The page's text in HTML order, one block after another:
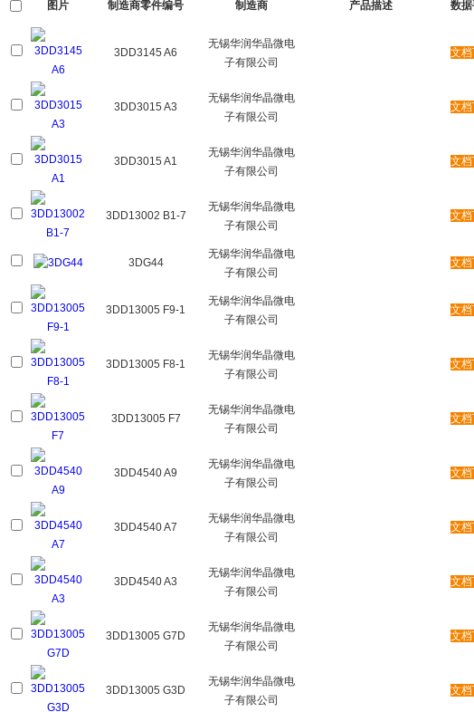
图片 制造商零件编号 制造商 产品描述 数
3DD3145 A6
无锡华润华晶微电
子有限公司
文
3DD3015 A3
无锡华润华晶微电
子有限公司
文
3DD3015 A1
无锡华润华晶微电
子有限公司
文
3DD13002 B1-7
无锡华润华晶微电
子有限公司
文
3DG44
无锡华润华晶微电
子有限公司
文
3DD13005 F9-1
无锡华润华晶微电
子有限公司
文
3DD13005 F8-1
无锡华润华晶微电
子有限公司
文
3DD13005 F7
无锡华润华晶微电
子有限公司
文
3DD4540 A9
无锡华润华晶微电
子有限公司
文
3DD4540 A7
无锡华润华晶微电
子有限公司
文
3DD4540 A3
无锡华润华晶微电
子有限公司
文
3DD13005 G7D
无锡华润华晶微电
子有限公司
文
3DD13005 G3D
无锡华润华晶微电
子有限公司
文